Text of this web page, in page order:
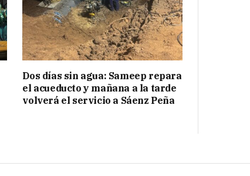
Dos días sin agua: Sameep repara
el acueducto y mañana a la tarde
volverá el servicio a Sáenz Peña